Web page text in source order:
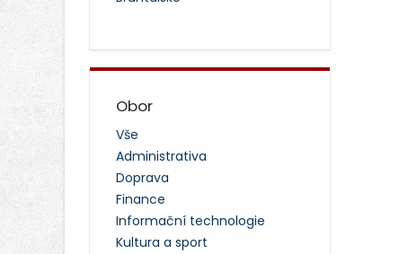
Obor
Vše
Administrativa
Doprava
Finance
Informační technologie
Kultura a sport